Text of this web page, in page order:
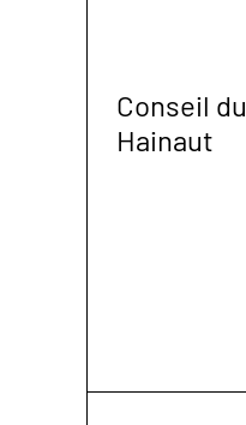
Conseil du
Hainaut